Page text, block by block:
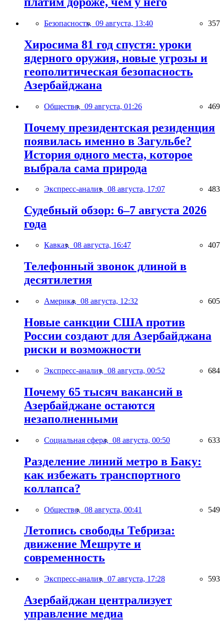
Безопасность, 09 августа, 13:40 357
Хиросима 81 год спустя: уроки
ядерного оружия, новые угрозы и
геополитическая безопасность
Азербайджана
Общество, 09 августа, 01:26 469
Почему президентская резиденция
появилась именно в Загульбе?
История одного места, которое
выбрала сама природа
Экспресс-анализ, 08 августа, 17:07 483
Судебный обзор: 6–7 августа 2026
года
Кавказ, 08 августа, 16:47 407
Телефонный звонок длиной в
десятилетия
Америка, 08 августа, 12:32 605
Новые санкции США против
России создают для Азербайджана
риски и возможности
Экспресс-анализ, 08 августа, 00:52 684
Почему 65 тысяч вакансий в
Азербайджане остаются
незаполненными
Социальная сфера, 08 августа, 00:50 633
Разделение линий метро в Баку:
как избежать транспортного
коллапса?
Общество, 08 августа, 00:41 549
Летопись свободы Тебриза:
движение Мешруте и
современность
Экспресс-анализ, 07 августа, 17:28 593
Азербайджан централизует
управление медиа